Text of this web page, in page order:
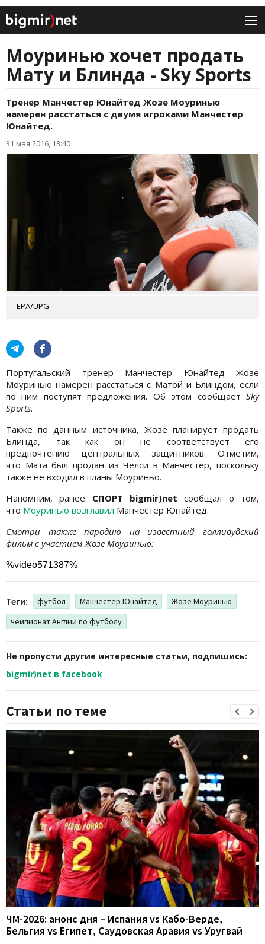
Моуринью хочет продать
Мату и Блинда - Sky Sports
Тренер Манчестер Юнайтед Жозе Моуринью
намерен расстаться с двумя игроками Манчестер
Юнайтед.
31 мая 2016, 13:40
EPA/UPG
Португальский тренер Манчестер Юнайтед Жозе
Моуринью намерен расстаться с Матой и Блиндом, если
по ним поступят предложения. Об этом сообщает Sky
Sports.
Также по данным источника, Жозе планирует продать
Блинда, так как он не соответствует его
предпочтению центральных защитников. Отметим,
что Мата был продан из Челси в Манчестер, поскольку
также не входил в планы Моуриньо.
Напомним, ранее СПОРТ bigmir)net сообщал о том,
что Моуринью возглавил Манчестер Юнайтед.
Смотри также пародию на известный голливудский
фильм с участием Жозе Моуринью:
%video571387%
Теги: футбол Манчестер Юнайтед
Жозе Моуринью
чемпионат Англии по футболу
Не пропусти другие интересные статьи, подпишись:
bigmir)net в facebook
Статьи по теме
ЧМ-2026: анонс дня – Испания vs Кабо-Верде,
Бельгия vs Египет, Саудовская Аравия vs Уругвай